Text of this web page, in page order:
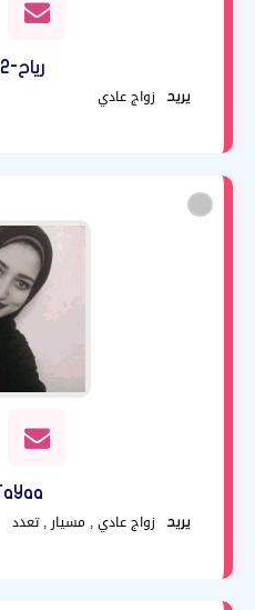
رياح-22
يريد
زواج عادي
TaYaa
يريد
زواج عادي , مسيار , تعدد